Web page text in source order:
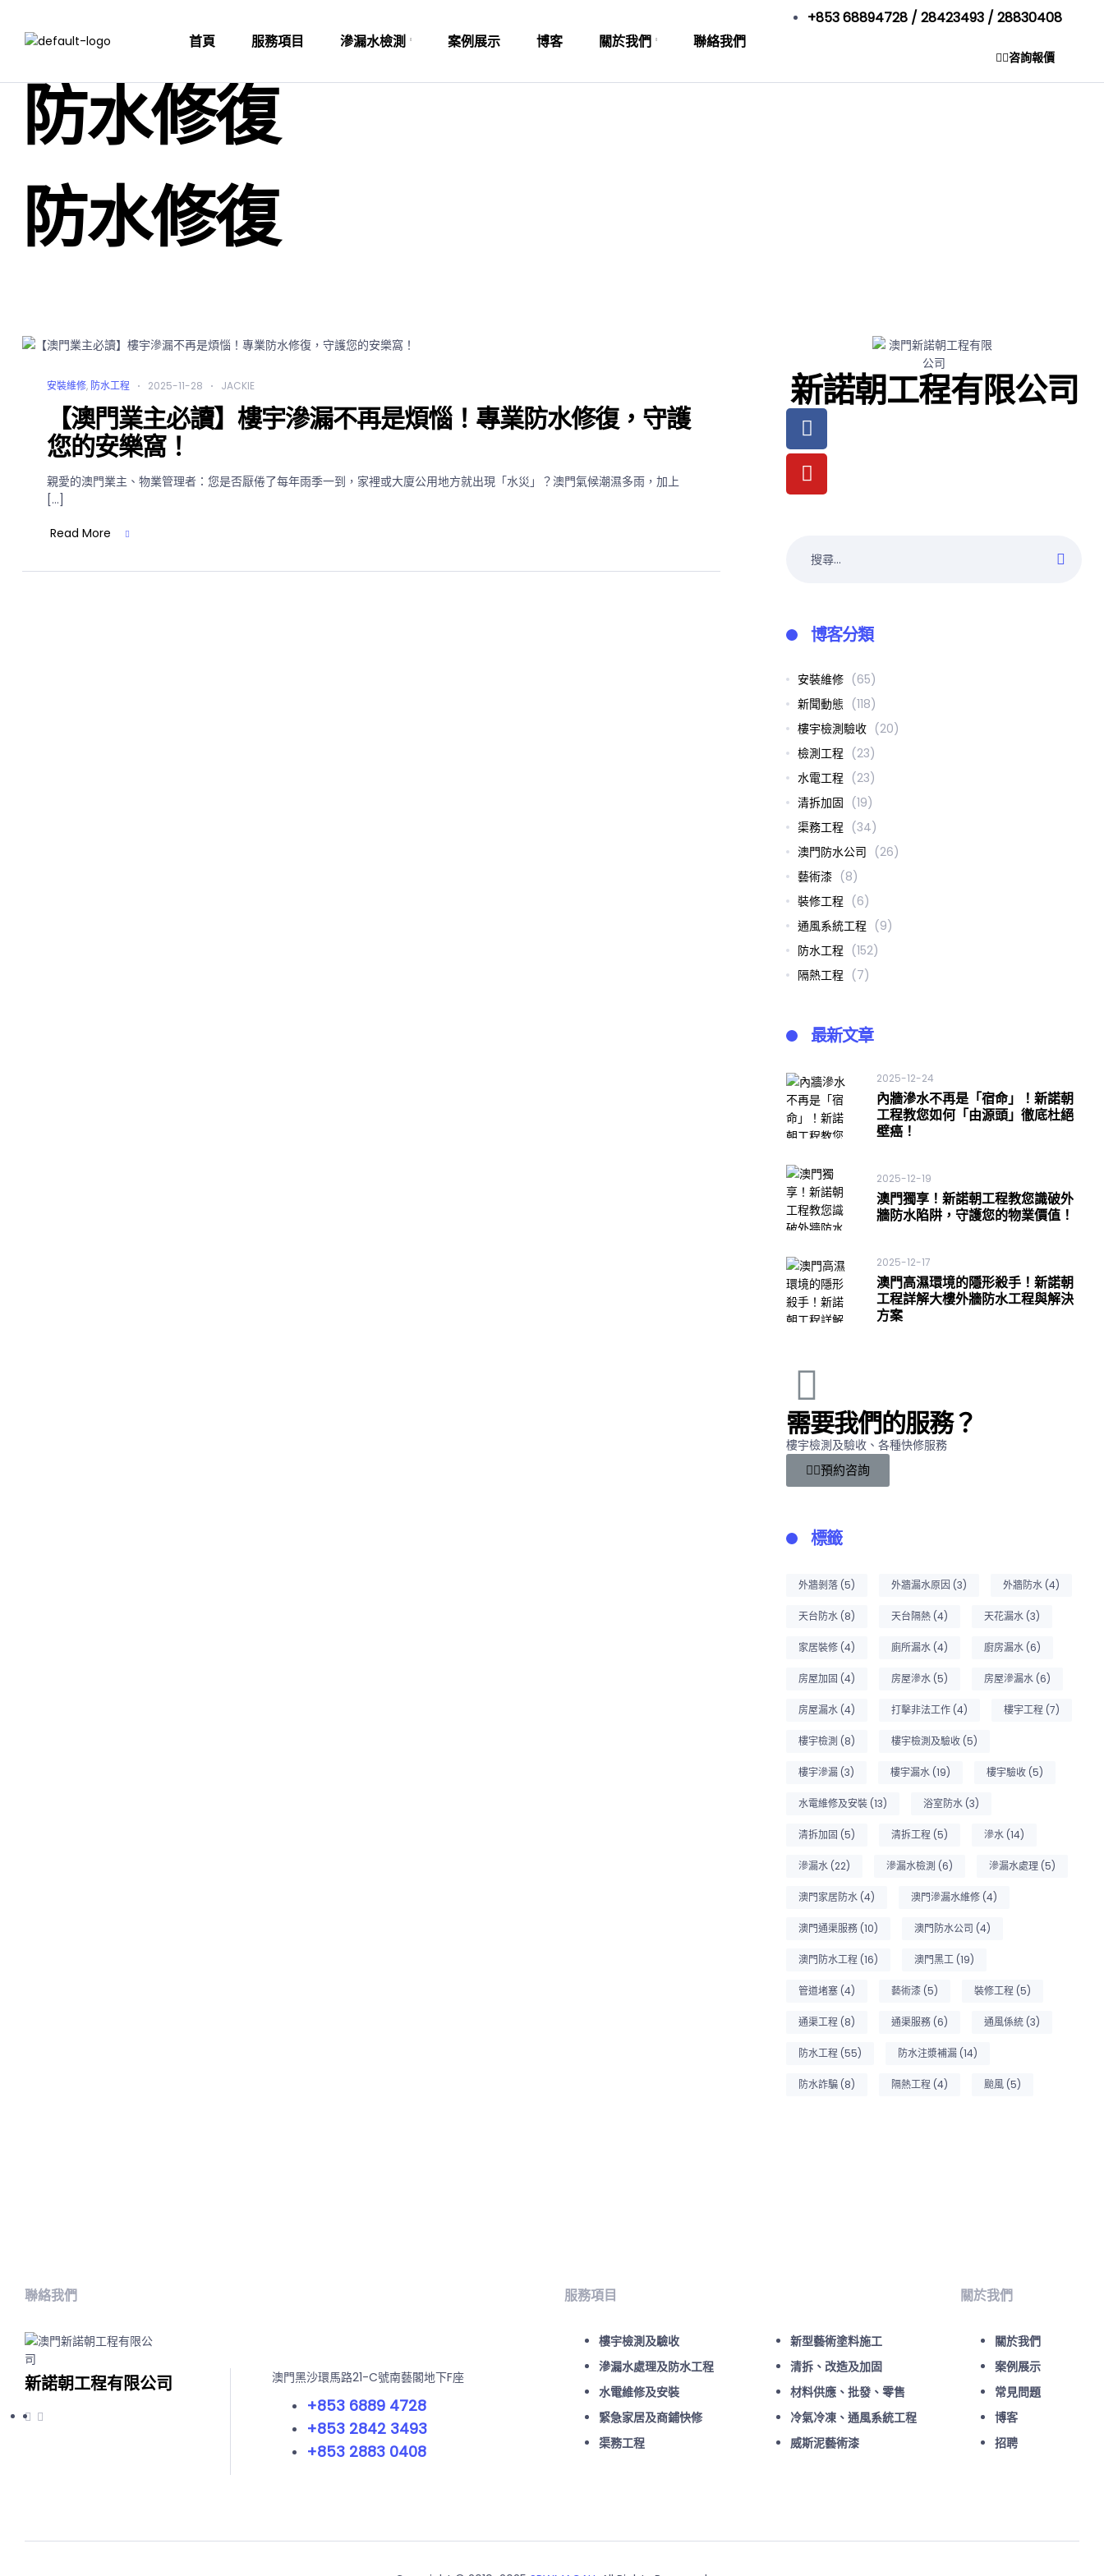
首頁 服務項目 滲漏水檢測 案例展示 博客 關於我們 聯絡我們
+853 68894728 / 28423493 / 28830408
咨詢報價
防水修復
防水修復
安裝維修, 防水工程 2025-11-28 JACKIE
【澳門業主必讀】樓宇滲漏不再是煩惱！專業防水修復，守護
您的安樂窩！
親愛的澳門業主、物業管理者：您是否厭倦了每年雨季一到，家裡或大廈公用地方就出現「水災」？澳門氣候潮濕多雨，加上
[…]
Read More
新諾朝工程有限公司
博客分類
安裝維修 (65)
新聞動態 (118)
樓宇檢測驗收 (20)
檢測工程 (23)
水電工程 (23)
清拆加固 (19)
渠務工程 (34)
澳門防水公司 (26)
藝術漆 (8)
裝修工程 (6)
通風系統工程 (9)
防水工程 (152)
隔熱工程 (7)
最新文章
2025-12-24
內牆滲水不再是「宿命」！新諾朝
工程教您如何「由源頭」徹底杜絕
壁癌！
2025-12-19
澳門獨享！新諾朝工程教您識破外
牆防水陷阱，守護您的物業價值！
2025-12-17
澳門高濕環境的隱形殺手！新諾朝
工程詳解大樓外牆防水工程與解決
方案
需要我們的服務？
樓宇檢測及驗收、各種快修服務
預約咨詢
標籤
外牆剝落 (5) 外牆漏水原因 (3) 外牆防水 (4)
天台防水 (8) 天台隔熱 (4) 天花漏水 (3)
家居裝修 (4) 廁所漏水 (4) 廚房漏水 (6)
房屋加固 (4) 房屋滲水 (5) 房屋滲漏水 (6)
房屋漏水 (4) 打擊非法工作 (4) 樓宇工程 (7)
樓宇檢測 (8) 樓宇檢測及驗收 (5)
樓宇滲漏 (3) 樓宇漏水 (19) 樓宇驗收 (5)
水電維修及安裝 (13) 浴室防水 (3)
清拆加固 (5) 清拆工程 (5) 滲水 (14)
滲漏水 (22) 滲漏水檢測 (6) 滲漏水處理 (5)
澳門家居防水 (4) 澳門滲漏水維修 (4)
澳門通渠服務 (10) 澳門防水公司 (4)
澳門防水工程 (16) 澳門黑工 (19)
管道堵塞 (4) 藝術漆 (5) 裝修工程 (5)
通渠工程 (8) 通渠服務 (6) 通風係統 (3)
防水工程 (55) 防水注漿補漏 (14)
防水詐騙 (8) 隔熱工程 (4) 颱風 (5)
聯絡我們
新諾朝工程有限公司 澳門黑沙環馬路21-C號南藝閣地下F座
+853 6889 4728
+853 2842 3493
+853 2883 0408
服務項目
樓宇檢測及驗收
滲漏水處理及防水工程
水電維修及安裝
緊急家居及商鋪快修
渠務工程
新型藝術塗料施工
清拆、改造及加固
材料供應、批發、零售
冷氣冷凍、通風系統工程
威斯泥藝術漆
關於我們
關於我們
案例展示
常見問題
博客
招聘